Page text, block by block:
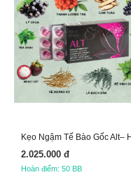
2.025.000 đ
Hoàn điểm: 50 BB